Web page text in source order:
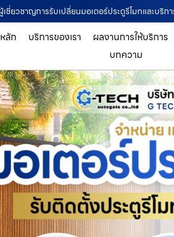
เชี่ยวชาญการรับเปลี่ยนมอเตอร์ประตูรีโมทและบริ
ลัก บริการของเรา ผลงานการให้บริการ
บทความ